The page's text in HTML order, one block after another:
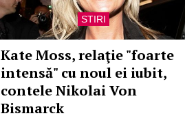
STIRI
Kate Moss, relaţie "foarte
intensă" cu noul ei iubit,
contele Nikolai Von
Bismarck